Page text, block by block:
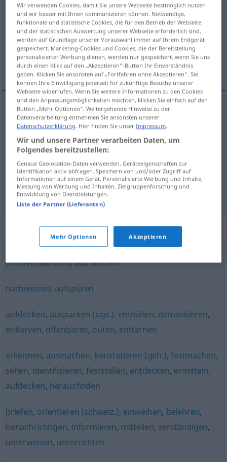
aufklären
Übersicht aller Übersetzungen
(Für mehr Details die Übersetzung anklicken/antippen)
aclarar, esclarecer, elucidar, instruir
aclarar aufklären
esclarecer aufklärenIrrtum, Zweifel
elucidar aufklärenjemandena.
instruir aufklären (≈ bilden)
Synonyme für "aufklären"
(Missverständnis) ausräumen
nachweisen, aufspüren
aufdecken, auspacken (ugs.), enthüllen, demaskieren,
entlarven, offenbaren, outen, enttarnen
erkennen, ausmachen, konstatieren (geh.),festmachen,
sehen, identifizieren,feststellen, entdecken, ermitteln,
aufdecken, herausfinden
briefen, orientieren (schweiz.), einweihen, belehren,
benachrichtigen, informieren, mitteilen,verständigen,
unterweisen, unterrichten
Wir verwenden Cookies, damit Sie unsere Webseite bestmöglich nutzen
und wir besser mit Ihnen kommunizieren können. Notwendige,
funktionale und statistische Cookies, die für den Betrieb der Webseite
und der statistischen Auswertung unserer Webseite erforderlich sind,
werden auf Grundlage unserer Vorauswahl immer auf Ihrem Endgerät
gespeichert. Marketing-Cookies und Cookies, die der Bereitstellung
personalisierter Werbung dienen, werden nur gespeichert, wenn Sie uns
durch einen Klick auf den „Akzeptieren“-Button Ihr Einverständnis
geben. Klicken Sie ansonsten auf „Fortfahren ohne Akzeptieren“. Sie
können Ihre Einwilligung jederzeit für zukünftige Besuche unserer
Webseite widerrufen. Wenn Sie weitere Informationen zu den Cookies
und den Anpassungsmöglichkeiten möchten, klicken Sie einfach auf den
Button „Mehr Optionen“. Weitergehende Hinweise zu der
Datenverarbeitung entnehmen Sie ansonsten unserer
Datenschutzerklärung. Hier finden Sie unserImpressum.
Wir und unsere Partner verarbeiten Daten, um
Folgendes bereitzustellen:
Genaue Geolocation-Daten verwenden. Geräteeigenschaften zur
Identifikation aktiv abfragen. Speichern von und/oder Zugriff auf
Informationen auf einem Gerät. Personalisierte Werbung und Inhalte,
Messung von Werbung und Inhalten, Zielgruppenforschung und
Entwicklung von Dienstleistungen.
Liste der Partner (Lieferanten)
Mehr Optionen Akzeptieren